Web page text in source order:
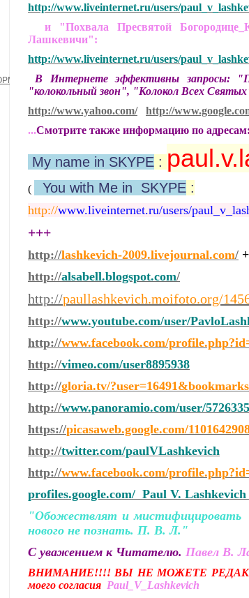
http://www.liveinternet.ru/users/
и "Похвала Пресвятой
Лашкевичи":
http://www.liveinternet.ru/users/
В Интернете эффективны запросы:
"колокольный звон", "Колокол Всех
http://www.yahoo.com/
http://
...Смотрите также информацию по адресам:
My name in SKYPE :
( You with Me in SKYPE :
http://www.liveinternet.ru/users/
+++
http://lashkevich-2009.livejournal.com/ +
http://alsabell.blogspot.com/
http://paullashkevich.moifoto.org/
http://www.youtube.com/user/
http://www.facebook.com/
http://vimeo.com/user8895938
http://gloria.tv/?user=16491&bookmarks
http://www.panoramio.com/user/5726335
https://picasaweb.google.com/
http://twitter.com/paulVLashkevich
http://www.facebook.com/
profiles.google.com/ Paul V.
"Обожествлят и мистифицировать
нового не познать. П. В. Л."
С уважением к Читателю. Павел В.
ВНИМАНИЕ!!!! ВЫ НЕ МОЖЕТЕ
моего согласия Paul_V_Lashkevich